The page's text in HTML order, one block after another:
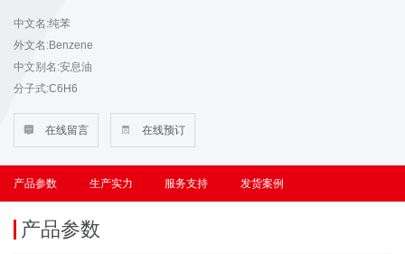
中文名:纯苯
外文名:Benzene
中文别名:安息油
分子式:C6H6
密度g/cm3: 0.8800
中性试验: 中性
色度铂-钴: 20
 在线留言  在线预订
产品参数 生产实力 服务支持 发货案例
产品参数